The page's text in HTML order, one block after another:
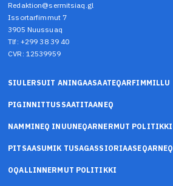
Redaktion@sermitsiaq.gl
Issortarfimmut 7
3905 Nuussuaq
Tlf: +299 38 39 40
CVR: 12539959
SIULERSUIT ANINGAASAATEQARFIMMILLU
PIGINNITTUSSAATITAANEQ
NAMMINEQ INUUNEQARNERMUT POLITIKKI
PITSAASUMIK TUSAGASSIORIAASEQARNEQ
OQALLINNERMUT POLITIKKI